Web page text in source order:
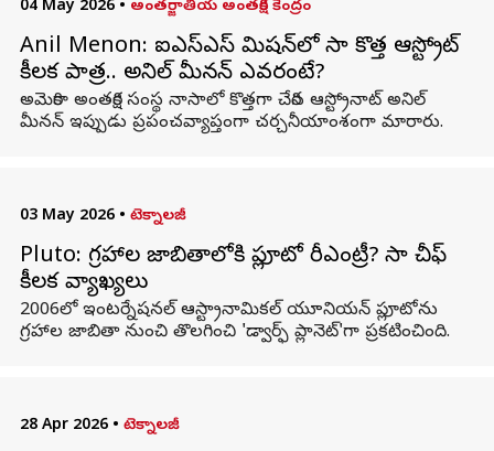
04 May 2026 • అంతర్జాతీయ అంతరిక్ష కేంద్రం
Anil Menon: ఐఎస్ఎస్ మిషన్‌లో నాసా కొత్త ఆస్ట్రోనాట్
కీలక పాత్ర.. అనిల్ మీనన్ ఎవరంటే?
అమెరికా అంతరిక్ష సంస్థ నాసాలో కొత్తగా చేరిన ఆస్ట్రోనాట్ అనిల్
మీనన్ ఇప్పుడు ప్రపంచవ్యాప్తంగా చర్చనీయాంశంగా మారారు.
03 May 2026 • టెక్నాలజీ
Pluto: గ్రహాల జాబితాలోకి ప్లూటో రీఎంట్రీ? నాసా చీఫ్
కీలక వ్యాఖ్యలు
2006లో ఇంటర్నేషనల్ ఆస్ట్రానామికల్ యూనియన్ ప్లూటోను
గ్రహాల జాబితా నుంచి తొలగించి 'డ్వార్ఫ్ ప్లానెట్'గా ప్రకటించింది.
28 Apr 2026 • టెక్నాలజీ